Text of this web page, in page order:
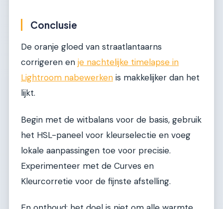
Conclusie
De oranje gloed van straatlantaarns
corrigeren en je nachtelijke timelapse in
Lightroom nabewerken is makkelijker dan het
lijkt.
Begin met de witbalans voor de basis, gebruik
het HSL-paneel voor kleurselectie en voeg
lokale aanpassingen toe voor precisie.
Experimenteer met de Curves en
Kleurcorretie voor de fijnste afstelling.